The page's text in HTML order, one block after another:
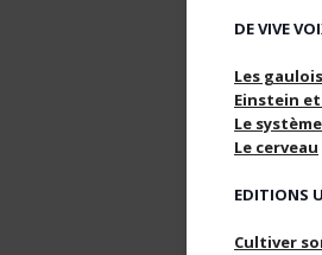
DE VIVE
Les gaulois
Einstein
Le
Le cerveau
EDITIONS
Cultiver